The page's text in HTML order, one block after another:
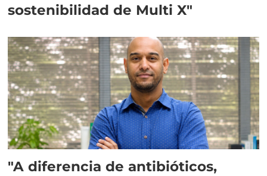
sostenibilidad de Multi X"
"A diferencia de antibióticos,